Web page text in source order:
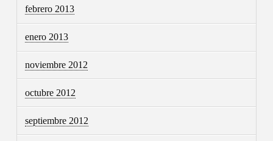
febrero 2013
enero 2013
noviembre 2012
octubre 2012
septiembre 2012